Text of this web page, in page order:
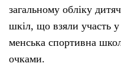
загальному обліку
шкіл, що взяли участь
менська спортивна
очками.